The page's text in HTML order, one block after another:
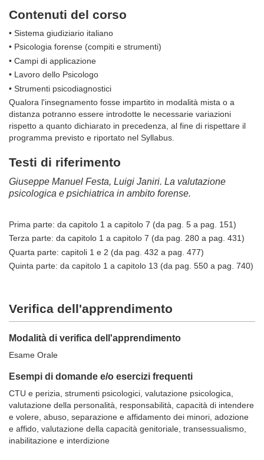
Contenuti del corso
• Sistema giudiziario italiano
• Psicologia forense (compiti e strumenti)
• Campi di applicazione
• Lavoro dello Psicologo
• Strumenti psicodiagnostici
Qualora l'insegnamento fosse impartito in modalità mista o a
distanza potranno essere introdotte le necessarie variazioni
rispetto a quanto dichiarato in precedenza, al fine di rispettare il
programma previsto e riportato nel Syllabus.
Testi di riferimento
Giuseppe Manuel Festa, Luigi Janiri. La valutazione
psicologica e psichiatrica in ambito forense.
Prima parte: da capitolo 1 a capitolo 7 (da pag. 5 a pag. 151)
Terza parte: da capitolo 1 a capitolo 7 (da pag. 280 a pag. 431)
Quarta parte: capitoli 1 e 2 (da pag. 432 a pag. 477)
Quinta parte: da capitolo 1 a capitolo 13 (da pag. 550 a pag. 740)
Verifica dell'apprendimento
Modalità di verifica dell'apprendimento
Esame Orale
Esempi di domande e/o esercizi frequenti
CTU e perizia, strumenti psicologici, valutazione psicologica,
valutazione della personalità, responsabilità, capacità di intendere
e volere, abuso, separazione e affidamento dei minori, adozione
e affido, valutazione della capacità genitoriale, transessualismo,
inabilitazione e interdizione